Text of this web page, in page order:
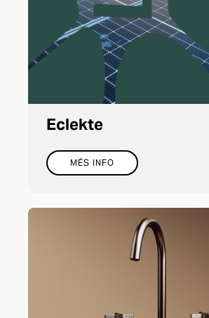
Eclekte
MÉS INFO